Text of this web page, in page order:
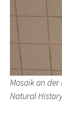
Mosaik an der
Natural